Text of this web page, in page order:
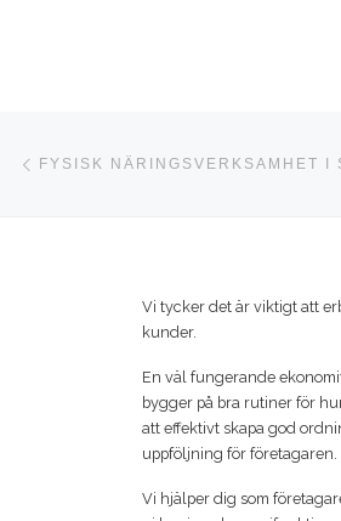
Inläggsnavigering
FYSISK NÄRINGSVERKSAMHET I
Vi tycker det är viktigt att
kunder.
En väl fungerande
bygger på bra rutiner för
att effektivt skapa god
uppföljning för företagaren.
Vi hjälper dig som